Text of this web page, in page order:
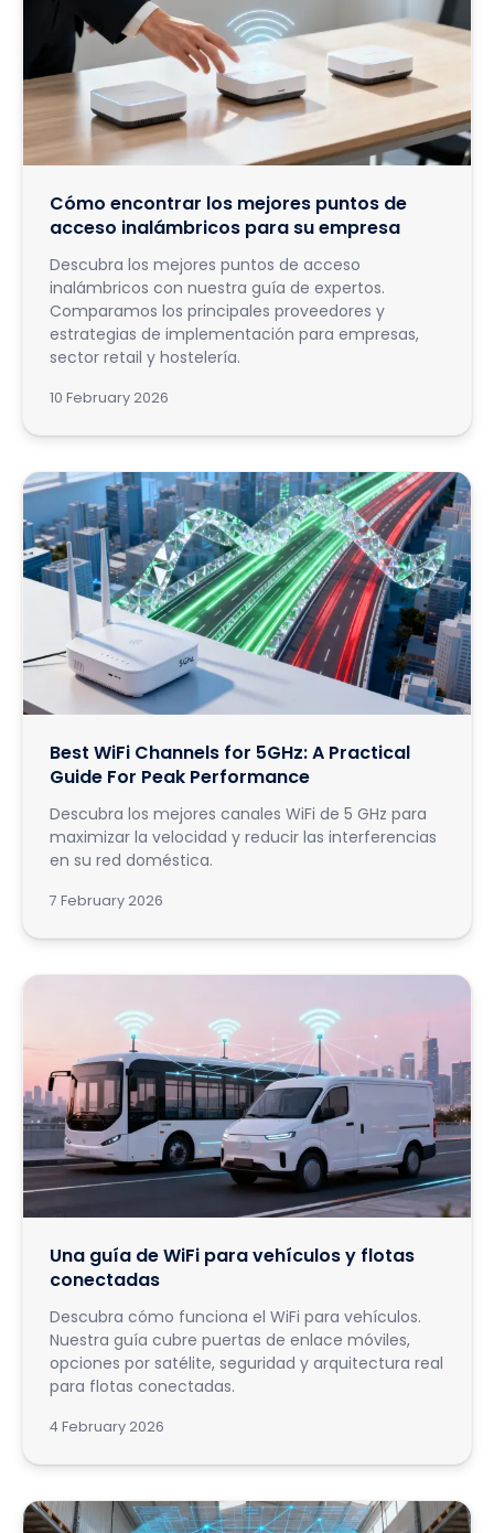
Cómo encontrar los mejores puntos de
acceso inalámbricos para su empresa
Descubra los mejores puntos de acceso
inalámbricos con nuestra guía de expertos.
Comparamos los principales proveedores y
estrategias de implementación para empresas,
sector retail y hostelería.
10 February 2026
Best WiFi Channels for 5GHz: A Practical
Guide For Peak Performance
Descubra los mejores canales WiFi de 5 GHz para
maximizar la velocidad y reducir las interferencias
en su red doméstica.
7 February 2026
Una guía de WiFi para vehículos y flotas
conectadas
Descubra cómo funciona el WiFi para vehículos.
Nuestra guía cubre puertas de enlace móviles,
opciones por satélite, seguridad y arquitectura real
para flotas conectadas.
4 February 2026